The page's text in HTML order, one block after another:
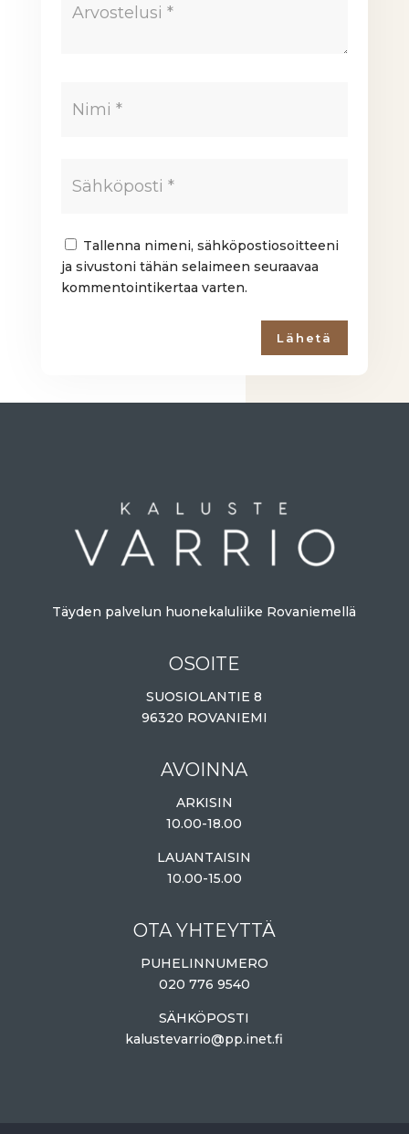
Tallenna nimeni, sähköpostiosoitteeni
ja sivustoni tähän selaimeen seuraavaa
kommentointikertaa varten.
Lähetä
Täyden palvelun huonekaluliike Rovaniemellä
OSOITE
SUOSIOLANTIE 8
96320 ROVANIEMI
AVOINNA
ARKISIN
10.00-18.00
LAUANTAISIN
10.00-15.00
OTA YHTEYTTÄ
PUHELINNUMERO
020 776 9540
SÄHKÖPOSTI
kalustevarrio@pp.inet.fi